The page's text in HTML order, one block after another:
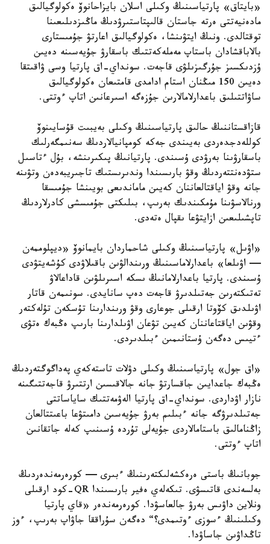
«بايتاق» پارتياسىنىڭ وكىلى اسلان بايزاحانوۆ ەكولوگيالىق
مادەنيەتتى ەرتە جاستان قالىپتاستىرۋدىڭ ماڭىزدىلىعىنا
توقتالدى. ونىڭ ايتۋىنشا، ەكولوگيالىق اعارتۋ جۇمىستارى
بالاباقشادان باستاپ مەملەكەتتىك باسقارۋ جۇيەسىنە دەيىن
ۇزدىكسىز جۇرگىزىلۋى قاجەت. سونداي-اق پارتيا وسى ۋاقىتقا
دەيىن 150 مىڭنان استام ادامدى قامتىعان ەكولوگيالىق
ساۋاتتىلىق باعدارلامالارىن جۇزەگە اسىرعانىن اتاپ ءوتتى.
قازاقستاننىڭ حالىق پارتياسىنىڭ وكىلى بەيبىت قۇسايىنوۆ
كوللەدجدەردى بەيىندى جەكە كومپانيالاردىڭ سەنىمگەرلىك
باسقارۋىنا بەرۋدى ۇسىندى. پارتيانىڭ پىكىرىنشە، بۇل ءتاسىل
ستۋدەنتتەردىڭ وقۋ بارىسىندا وندىرىستىك تاجىريبەدەن وتۋىنە
جانە وقۋ اياقتالعاننان كەيىن ماماندىعى بويىنشا جۇمىسقا
ورنالاسۋىنا مۇمكىندىك بەرىپ، بىلىكتى جۇمىسشى كادرلاردىڭ
تاپشىلىعىن ازايتۋعا ىقپال ەتەدى.
«اۋىل» پارتياسىنىڭ وكىلى شاحماردان بايمانوۆ «ديپلوممەن
— اۋىلعا» باعدارلاماسىنىڭ ورىندالۋىن باقىلاۋدى كۇشەيتۋدى
ۇسىندى. پارتيا باعدارلامانىڭ ىسكە اسىرىلۋىن قاداعالاۋ
تەتىكتەرىن جەتىلدىرۋ قاجەت دەپ سانايدى. سونىمەن قاتار
اۋىلدىق كۆوتا ارقىلى جوعارى وقۋ ورىندارىنا تۇسكەن تۇلەكتەر
وقۋىن اياقتاعاننان كەيىن تۋعان اۋىلدارىنا بارىپ ەڭبەك ەتۋى
ءتيىس دەگەن ۇستانىمىن ءبىلدىردى.
«اق جول» پارتياسىنىڭ وكىلى دۋلات تاستەكەي پەداگوگتەردىڭ
ەڭبەك جاعدايىن جاقسارتۋ جانە جالاقىسىن ارتتىرۋ قاجەتتىگىنە
نازار اۋداردى. سونداي-اق پارتيا الەۋمەتتىك ساياساتتى
جەتىلدىرۋگە جانە ءبىلىم بەرۋ جۇيەسىن دامىتۋعا باعىتتالعان
زاڭنامالىق باستامالاردى جۇيەلى تۇردە ۇسىنىپ كەلە جاتقانىن
اتاپ ءوتتى.
جوبانىڭ باستى ەرەكشەلىكتەرىنىڭ ءبىرى — كورەرمەندەردىڭ
بەلسەندى قاتىسۋى. تىكەلەي ەفير بارىسىندا QR-كود ارقىلى
ونلاين داۋىس بەرۋ جالعاسۋدا. كورەرمەندەر «قاي پارتيا
وكىلىنىڭ ءسوزى ءوتىمدى؟“ دەگەن سۇراققا جاۋاپ بەرىپ، ءوز
تاڭداۋىن جاساۋدا.